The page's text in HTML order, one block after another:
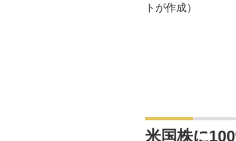
トが作成）
米国株に